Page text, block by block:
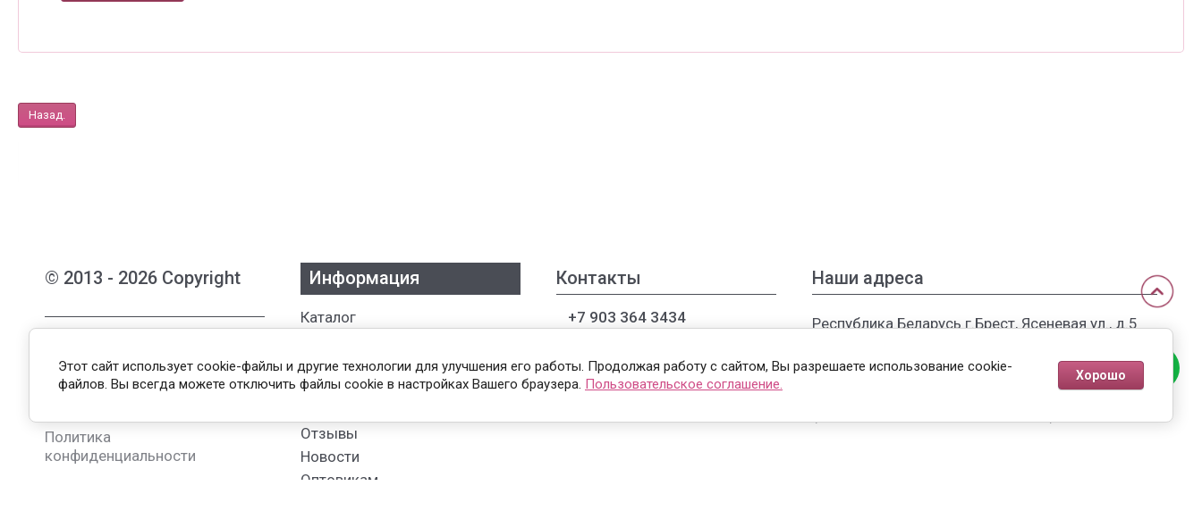
Назад.
© 2013 - 2026 Copyright
одежды из Белоруссии
Публичная оферта
Политика
конфиденциальности
Информация
Каталог
О нас
Оплата и доставка
Отзывы
Новости
Оптовикам
Контакты
+7 903 364 3434
Наши адреса
Республика Беларусь г.Брест, Ясеневая ул., д.5
Этот сайт использует cookie-файлы и другие технологии для улучшения его работы. Продолжая работу с сайтом, Вы разрешаете использование cookie-
файлов. Вы всегда можете отключить файлы cookie в настройках Вашего браузера. Пользовательское соглашение.
Хорошо